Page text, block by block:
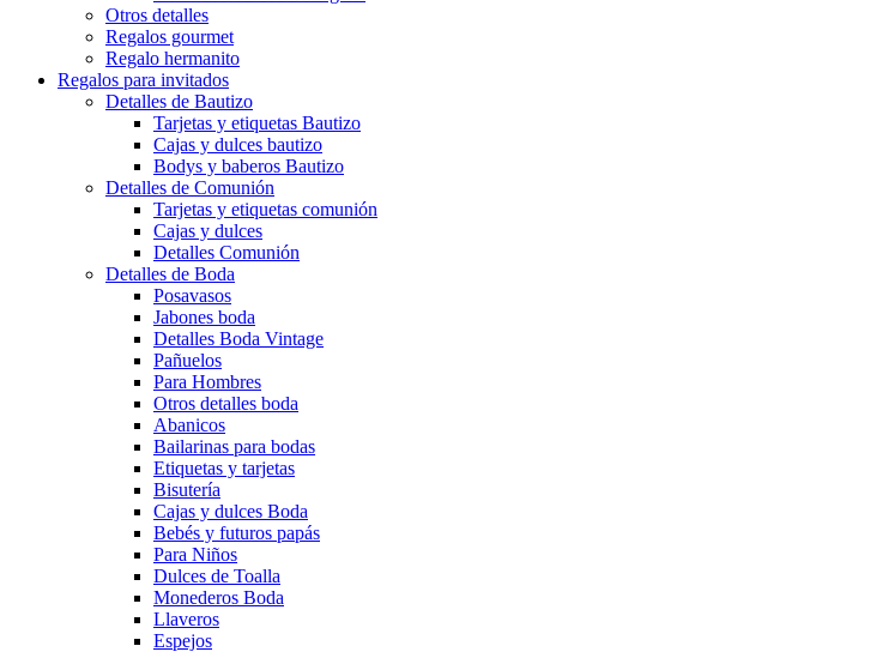
Otros detalles
Regalos gourmet
Regalo hermanito
Regalos para invitados
Detalles de Bautizo
Tarjetas y etiquetas Bautizo
Cajas y dulces bautizo
Bodys y baberos Bautizo
Detalles de Comunión
Tarjetas y etiquetas comunión
Cajas y dulces
Detalles Comunión
Detalles de Boda
Posavasos
Jabones boda
Detalles Boda Vintage
Pañuelos
Para Hombres
Otros detalles boda
Abanicos
Bailarinas para bodas
Etiquetas y tarjetas
Bisutería
Cajas y dulces Boda
Bebés y futuros papás
Para Niños
Dulces de Toalla
Monederos Boda
Llaveros
Espejos